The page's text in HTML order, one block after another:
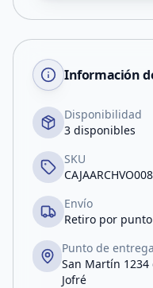
Información
Disponibilidad
3 disponibles
SKU
Envío
Retiro por
Punto de entrega
San Martín 1234
Jofré